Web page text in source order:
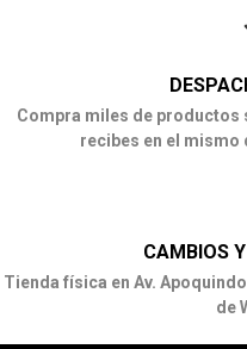
Compra miles de
recibes en el mismo
CAMBIOS
Tienda física en Av.
de